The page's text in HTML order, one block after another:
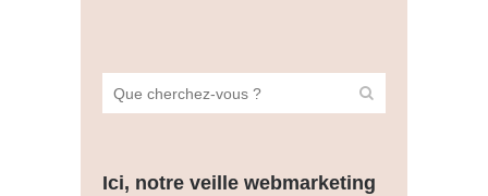
Ici, notre veille webmarketing